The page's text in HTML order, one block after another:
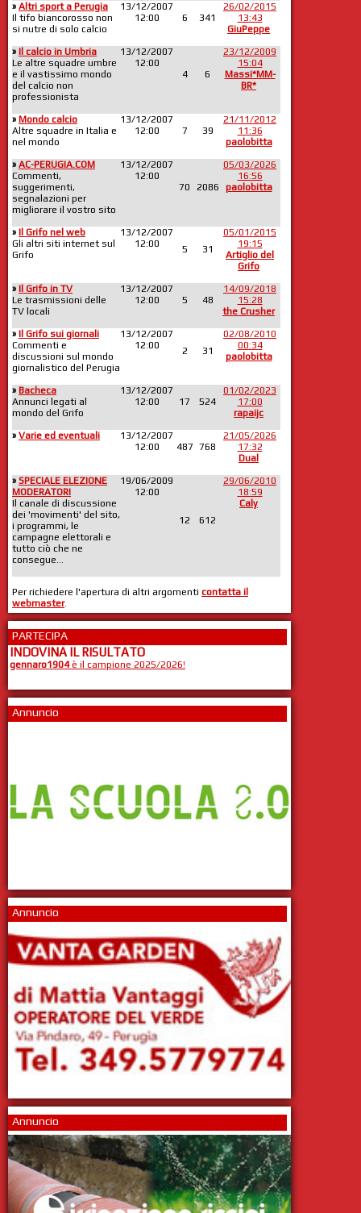
» Altri sport a Perugia
Il tifo biancorosso non
si nutre di solo calcio
13/12/2007
12:00
6 341
26/02/2015
13:43
GiuPeppe
» Il calcio in Umbria
Le altre squadre umbre
e il vastissimo mondo
del calcio non
professionista
13/12/2007
12:00
4
6
23/12/2009
15:04
Massi*MM-
BR*
» Mondo calcio
Altre squadre in Italia e
nel mondo
13/12/2007
12:00
7 39
21/11/2012
11:36
paolobitta
» AC-PERUGIA.COM
Commenti,
suggerimenti,
segnalazioni per
migliorare il vostro sito
13/12/2007
12:00
70
2086
05/03/2026
16:56
paolobitta
» Il Grifo nel web
Gli altri siti internet sul
Grifo
13/12/2007
12:00
5 31
05/01/2015
19:15
Artiglio del
Grifo
» Il Grifo in TV
Le trasmissioni delle
TV locali
13/12/2007
12:00
5 48
14/09/2018
15:28
the Crusher
» Il Grifo sui giornali
Commenti e
discussioni sul mondo
giornalistico del Perugia
13/12/2007
12:00
2 31
02/08/2010
00:34
paolobitta
» Bacheca
Annunci legati al
mondo del Grifo
13/12/2007
12:00
17 524
01/02/2023
17:00
rapaijc
» Varie ed eventuali
13/12/2007
12:00
487 768
21/05/2026
17:32
Dual
» SPECIALE ELEZIONE
MODERATORI
Il canale di discussione
dei 'movimenti' del sito,
i programmi, le
campagne elettorali e
tutto ciò che ne
consegue...
19/06/2009
12:00
12 612
29/06/2010
18:59
Caly
Per richiedere l'apertura di altri argomenti contatta il
webmaster.
PARTECIPA
INDOVINA IL RISULTATO
gennaro1904è il campione 2025/2026!
Annuncio
Annuncio
Annuncio